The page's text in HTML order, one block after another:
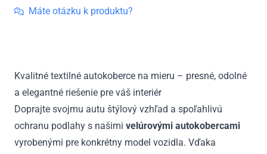
ArteonMáte otázku k produktu?
Kvalitné textilné autokoberce na mieru – presné, odolné
a elegantné riešenie pre váš interiér
Doprajte svojmu autu štýlový vzhľad a spoľahlivú
ochranu podlahy s našimi velúrovými autokobercami
vyrobenými pre konkrétny model vozidla. Vďaka